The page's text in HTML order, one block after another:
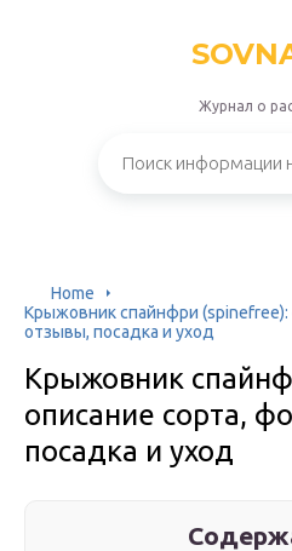
Журнал о
Home
Крыжовник спайнфри (spinefree):
отзывы, посадка и уход
Крыжовник
описание сорта,
посадка и уход